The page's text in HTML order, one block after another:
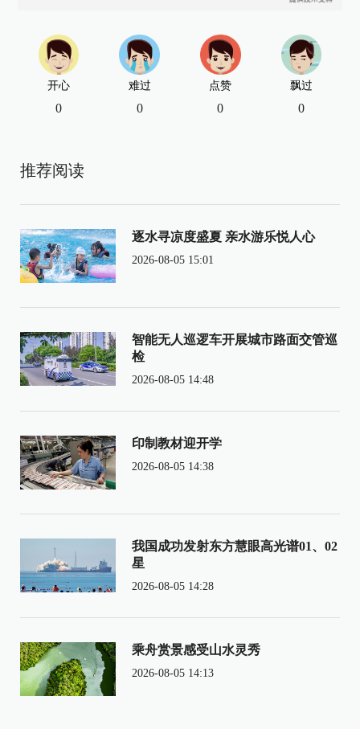
开心
0
难过
0
点赞
0
飘过
0
推荐阅读
逐水寻凉度盛夏 亲水游乐悦人心
2026-08-05 15:01
智能无人巡逻车开展城市路面交管巡
检
2026-08-05 14:48
印制教材迎开学
2026-08-05 14:38
我国成功发射东方慧眼高光谱01、02
星
2026-08-05 14:28
乘舟赏景感受山水灵秀
2026-08-05 14:13